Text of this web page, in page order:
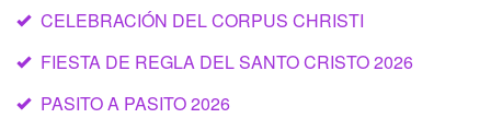
CELEBRACIÓN DEL CORPUS CHRISTI
FIESTA DE REGLA DEL SANTO CRISTO 2026
PASITO A PASITO 2026